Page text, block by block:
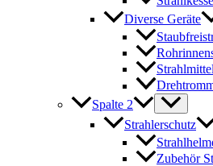
Diverse Geräte
Spalte 2
Strahlerschutz
Zubehör